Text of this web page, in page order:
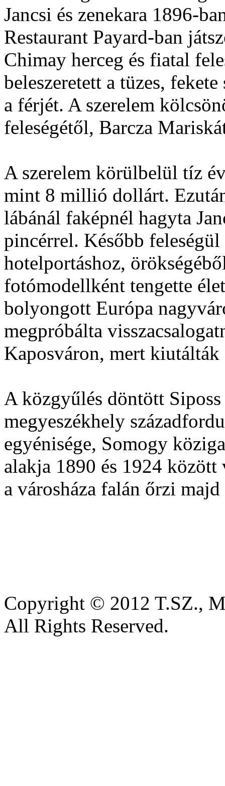
Jancsi és zenekara 1896-
Restaurant Payard-ban
Chimay herceg és fiatal
beleszeretett a tüzes,
a férjét. A szerelem
feleségétől, Barcza
A szerelem körülbelül tíz
mint 8 millió dollárt.
lábánál faképnél hagyta
pincérrel. Később
hotelportáshoz,
fotómodellként tengette
bolyongott Európa
megpróbálta
Kaposváron, mert
A közgyűlés döntött
megyeszékhely
egyénisége, Somogy
alakja 1890 és 1924
a városháza falán őrzi
Copyright © 2012 T.SZ.,
All Rights Reserved.